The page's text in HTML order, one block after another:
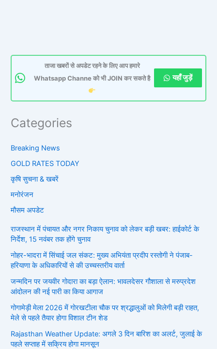
ताजा खबरों से अपडेट रहने के लिए आप हमारे
Whatsapp Channe को भी JOIN कर सकते है
यहाँ जुड़ें
Categories
Breaking News
GOLD RATES TODAY
कृषि सुचना & खबरें
मनोरंजन
मौसम अपडेट
राजस्थान में पंचायत और नगर निकाय चुनाव को लेकर बड़ी खबर: हाईकोर्ट के
निर्देश, 15 नवंबर तक होंगे चुनाव
नोहर-भादरा में सिंचाई जल संकट: मुख्य अभियंता प्रदीप रस्तोगी ने पंजाब-
हरियाणा के अधिकारियों से की उच्चस्तरीय वार्ता
जन्मदिन पर जयवीर गोदारा का बड़ा ऐलान: भावलदेसर गौशाला से मरुप्रदेश
आंदोलन की नई पारी का किया आगाज
गोगामेड़ी मेला 2026 में गोरखटीला चौक पर श्रद्धालुओं को मिलेगी बड़ी राहत,
मेले से पहले तैयार होगा विशाल टीन शेड
Rajasthan Weather Update: अगले 3 दिन बारिश का अलर्ट, जुलाई के
पहले सप्ताह में सक्रिय होगा मानसून